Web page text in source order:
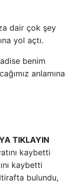
dair çok şey
yol açtı.
benim
anlamına
TIKLAYIN
kaybetti